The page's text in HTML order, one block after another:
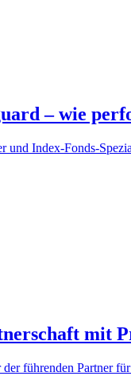
– wie
und Index-Fonds-
mit
führenden Partner